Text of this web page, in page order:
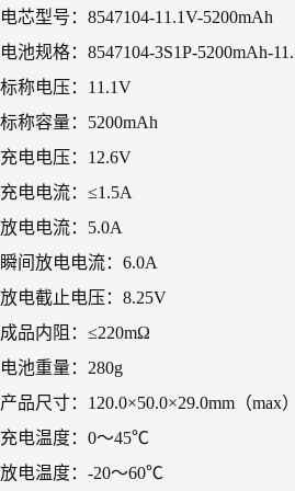
电芯型号：8547104-11.1V-5200mAh
电池规格：8547104-3S1P-5200mAh-
标称电压：11.1V
标称容量：5200mAh
充电电压：12.6V
充电电流：≤1.5A
放电电流：5.0A
瞬间放电电流：6.0A
放电截止电压：8.25V
成品内阻：≤220mΩ
电池重量：280g
产品尺寸：120.0×50.0×29.0mm（max）
充电温度：0～45℃
放电温度：-20～60℃